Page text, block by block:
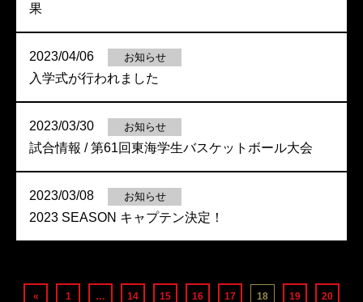
果
2023/04/06 お知らせ
入学式が行われました
2023/03/30 お知らせ
試合情報 / 第61回東海学生バスケットボール大会
2023/03/08 お知らせ
2023 SEASON キャプテン決定！
« 1 … 14 15 16 17 18 19 20